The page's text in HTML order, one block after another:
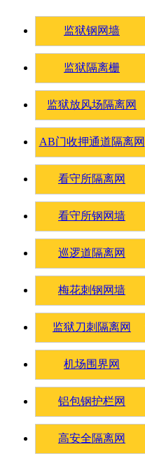
监狱钢网墙
监狱隔离栅
监狱放风场隔离网
AB门收押通道隔离网
看守所隔离网
看守所钢网墙
巡逻道隔离网
梅花刺钢网墙
监狱刀刺隔离网
机场围界网
铝包钢护栏网
高安全隔离网